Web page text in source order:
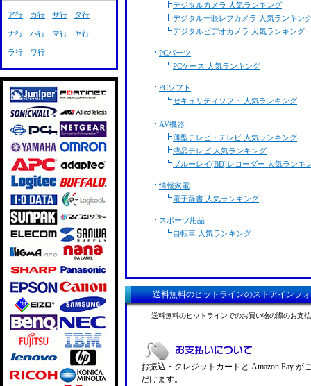
デジタルカメラ 人気ランキング
デジタル一眼レフカメラ 人気ランキン
デジタルビデオカメラ 人気ランキング
PCパーツ
PCケース 人気ランキング
PCソフト
セキュリティソフト 人気ランキング
AV機器
薄型テレビ・テレビ 人気ランキング
液晶テレビ 人気ランキング
ブルーレイ(BD)レコーダー 人気ランキ
情報家電
電子辞書 人気ランキング
スポーツ用品
自転車 人気ランキング
送料無料のヒットラインのストアインフ
送料無料のヒットラインでのお買い物の際のお支
お振込・クレジットカードと Amazon Pay が
だけます。
ア行 カ行 サ行 タ行
ナ行 ハ行 マ行 ヤ行
ラ行 ワ行